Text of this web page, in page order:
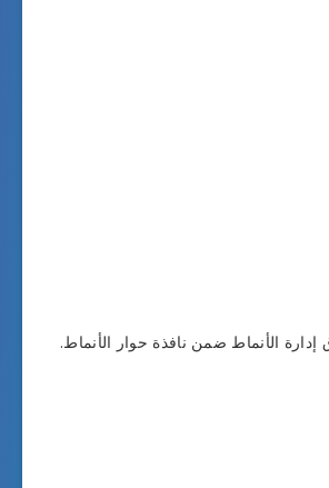
إدارة الأنماط ضمن نافذة حوار الأنماط.